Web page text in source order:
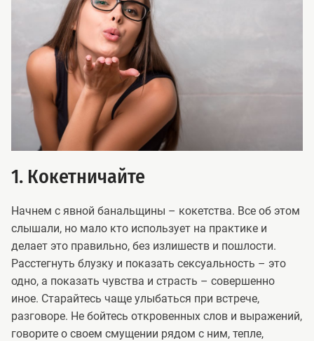
1. Кокетничайте
Начнем с явной банальщины – кокетства. Все об этом
слышали, но мало кто использует на практике и
делает это правильно, без излишеств и пошлости.
Расстегнуть блузку и показать сексуальность – это
одно, а показать чувства и страсть – совершенно
иное. Старайтесь чаще улыбаться при встрече,
разговоре. Не бойтесь откровенных слов и выражений,
говорите о своем смущении рядом с ним, тепле,